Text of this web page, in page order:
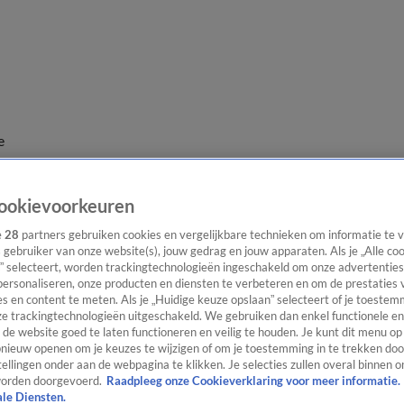
28 partners gebruiken cookies en vergelijkbare technieken om informatie te
gebruiker van onze website(s), jouw gedrag en jouw apparaten. Als je „Alle
selecteert, worden trackingtechnologieën ingeschakeld om onze
onze producten en diensten te verbeteren en om de prestaties
en content te meten. Als je „Huidige keuze opslaan” selecteert of je
trackingtechnologieën uitgeschakeld. We gebruiken dan enkel functionele
de website goed te laten functioneren en veilig te houden. Je kunt dit menu
openen om je keuzes te wijzigen of om je toestemming in te trekken
onder aan de webpagina te klikken. Je selecties zullen overal binnen
doorgevoerd. Raadpleeg onze Cookieverklaring voor meer informatie.
Diensten.